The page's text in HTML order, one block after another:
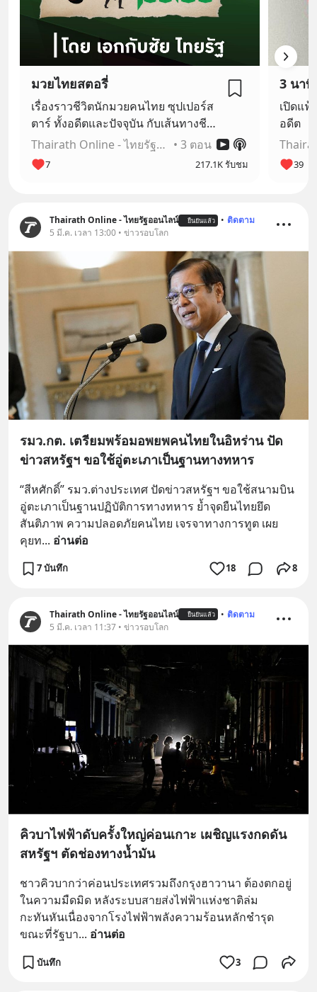
มวยไทยสตอรี่
เรื่องราวชีวิตนักมวยคนไทย ซุปเปอร์ส
ตาร์ ทั้งอดีตและปัจจุบัน กับเส้นทางชีวิต
ในการก้าวมาเป็นยอดมวยเงินแสนเงิน
ล้าน และเรื่องราวสตอรี่ที่น่าสนใจ น้อย
คนจะรู้
Thairath Online - ไทยรัฐออนไลน์ • 3 ตอน
7 217.1K รับชม
3 นา
เปิดแ
อดีต
39
Thairath Online - ไทยรัฐออนไลน์ ยืนยันแล้ว • ติดตาม
5 มี.ค. เวลา 13:00 • ข่าวรอบโลก
รมว.กต. เตรียมพร้อมอพยพคนไทยในอิหร่าน ปัด
ข่าวสหรัฐฯ ขอใช้อู่ตะเภาเป็นฐานทางทหาร
“สีหศักดิ์” รมว.ต่างประเทศ ปัดข่าวสหรัฐฯ ขอใช้สนามบิน
อู่ตะเภาเป็นฐานปฏิบัติการทางทหาร ย้ำจุดยืนไทยยึด
สันติภาพ ความปลอดภัยคนไทย เจรจาทางการทูต เผย
คุยท... อ่านต่อ
7 บันทึก 18 8
Thairath Online - ไทยรัฐออนไลน์ ยืนยันแล้ว • ติดตาม
5 มี.ค. เวลา 11:37 • ข่าวรอบโลก
คิวบาไฟฟ้าดับครั้งใหญ่ค่อนเกาะ เผชิญแรงกดดัน
สหรัฐฯ ตัดช่องทางน้ำมัน
ชาวคิวบากว่าค่อนประเทศรวมถึงกรุงฮาวานา ต้องตกอยู่
ในความมืดมิด หลังระบบสายส่งไฟฟ้าแห่งชาติล่ม
กะทันหันเนื่องจากโรงไฟฟ้าพลังความร้อนหลักชำรุด
ขณะที่รัฐบา... อ่านต่อ
บันทึก 3